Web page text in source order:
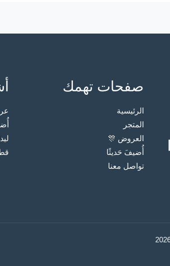
صفحات تهمك
الرئيسية
المتجر
العروض 🎊
أُضيفَ حَديثًا
تواصل معنا